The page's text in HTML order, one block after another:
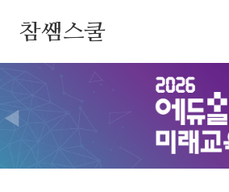
참쌤스쿨
◀